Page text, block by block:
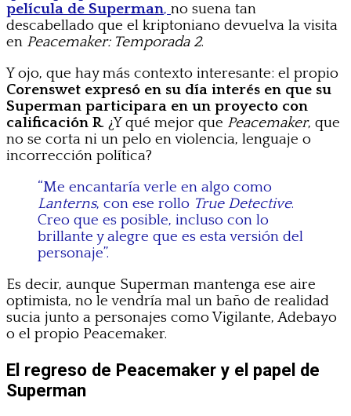
película de Superman, no suena tan
descabellado que el kriptoniano devuelva la visita
en Peacemaker: Temporada 2.
Y ojo, que hay más contexto interesante: el propio
Corenswet expresó en su día interés en que su
Superman participara en un proyecto con
calificación R. ¿Y qué mejor que Peacemaker, que
no se corta ni un pelo en violencia, lenguaje o
incorrección política?
“Me encantaría verle en algo como
Lanterns, con ese rollo True Detective.
Creo que es posible, incluso con lo
brillante y alegre que es esta versión del
personaje”.
Es decir, aunque Superman mantenga ese aire
optimista, no le vendría mal un baño de realidad
sucia junto a personajes como Vigilante, Adebayo
o el propio Peacemaker.
El regreso de Peacemaker y el papel de
Superman